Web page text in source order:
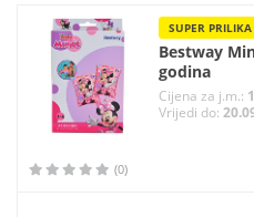
SUPER PRILIKA
Bestway
godina
Cijena za j.m.:
Vrijedi do:
(0)